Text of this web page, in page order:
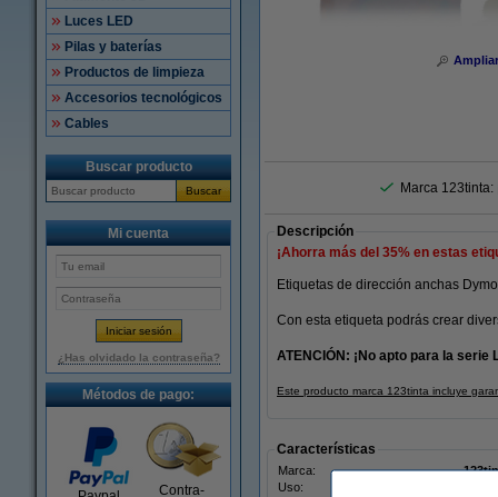
Luces LED
Pilas y baterías
Productos de limpieza
Accesorios tecnológicos
Cables
Buscar producto
Buscar
Mi cuenta
¿Has olvidado la contraseña?
Métodos de pago:
Contra-
Ampliar
Marca 123tinta:
Descripción
¡Ahorra más del 35% en estas
Etiquetas de dirección anchas
Con esta etiqueta podrás crear
ATENCIÓN: ¡No apto para la
Este producto marca 123tinta incluye
Características
Marca:
Uso: